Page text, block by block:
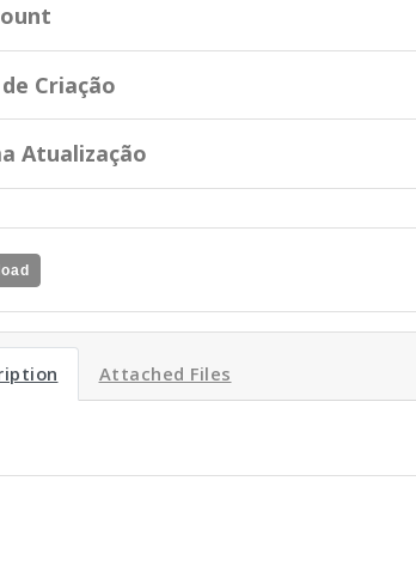
Criação
Atualização
Attached Files